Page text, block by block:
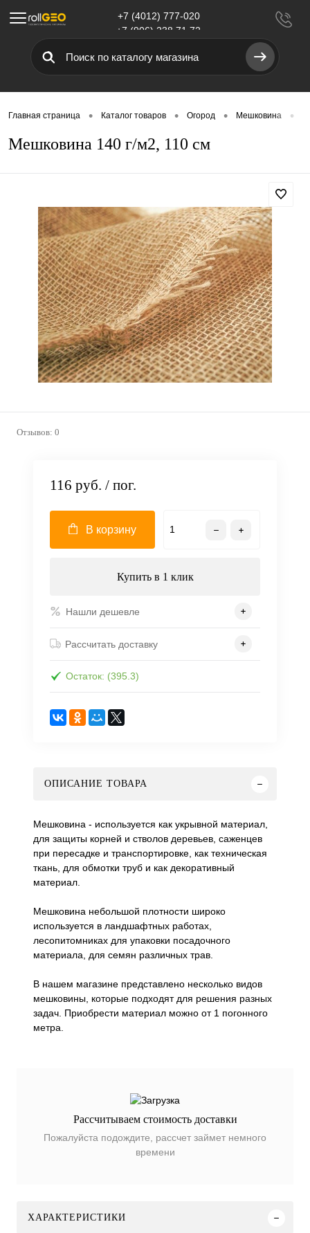
Меню
+7 (4012) 777-020
+7 (906) 238 71 72
Главная страница • Каталог товаров • Огород • Мешковина •
Мешковина 140 г/м2, 110 см
Отзывов: 0
116 руб. / пог.
В корзину
Купить в 1 клик
Нашли дешевле
Рассчитать доставку
Остаток: (395.3)
ОПИСАНИЕ ТОВАРА
Мешковина - используется как укрывной материал,
для защиты корней и стволов деревьев, саженцев
при пересадке и транспортировке, как техническая
ткань, для обмотки труб и как декоративный
материал.
Мешковина небольшой плотности широко
используется в ландшафтных работах,
лесопитомниках для упаковки посадочного
материала, для семян различных трав.
В нашем магазине представлено несколько видов
мешковины, которые подходят для решения разных
задач. Приобрести материал можно от 1 погонного
метра.
Рассчитываем стоимость доставки
Пожалуйста подождите, рассчет займет немного
времени
ХАРАКТЕРИСТИКИ